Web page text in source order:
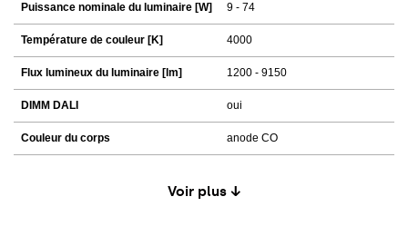
Puissance nominale du luminaire [W] 9 - 74
Température de couleur [K] 4000
Flux lumineux du luminaire [lm] 1200 - 9150
DIMM DALI oui
Couleur du corps anode CO
Voir plus ↓